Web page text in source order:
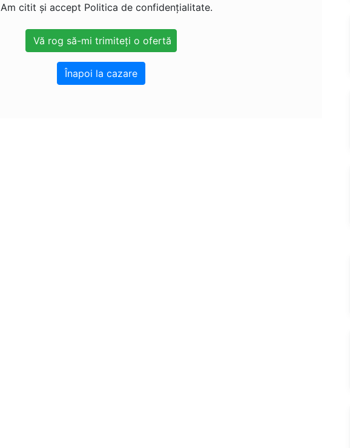
Am citit și accept Politica de confidențialitate.
Înapoi la cazare